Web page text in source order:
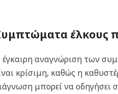
έλκους
έγκαιρη αναγνώριση των
κρίσιμη, καθώς η
μπορεί να οδηγήσει